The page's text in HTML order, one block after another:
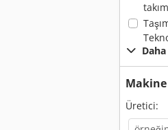
Üretici: